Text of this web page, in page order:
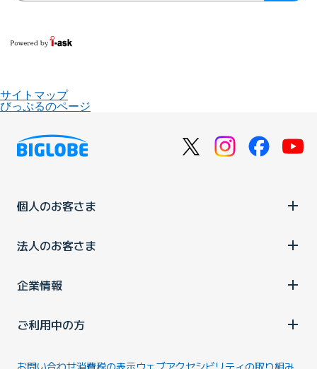
サイトマップ
びっぷるのページ
個人のお客さま
法人のお客さま
企業情報
ご利用中の方
お問い合わせ消費税の表示ウェブアクセシビリティの取り組み